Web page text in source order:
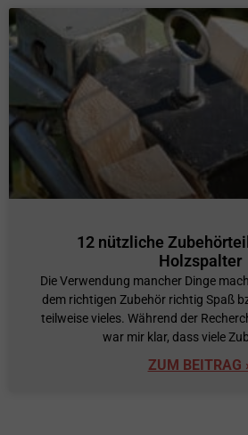
12 nützliche
Holzspalter
Die Verwendung mancher Dinge
dem richtigen Zubehör richtig Spaß
teilweise vieles. Während der
war mir klar, dass viele
ZUM BEITRAG